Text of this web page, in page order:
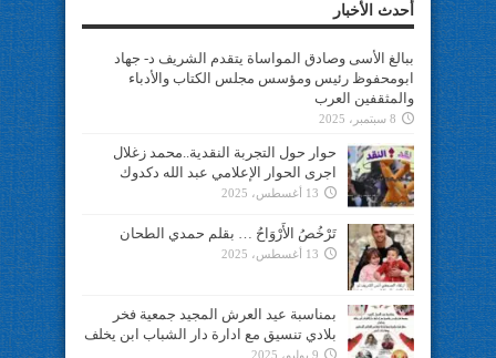
أحدث الأخبار
ببالغ الأسى وصادق المواساة يتقدم الشريف د- جهاد
ابومحفوظ رئيس ومؤسس مجلس الكتاب والأدباء
والمثقفين العرب
8 سبتمبر، 2025
حوار حول التجربة النقدية..محمد زغلال
اجرى الحوار الإعلامي عبد الله دكدوك
13 أغسطس، 2025
تَرْخُصُ الأَرْوَاحُ … بقلم حمدي الطحان
13 أغسطس، 2025
بمناسبة عيد العرش المجيد جمعية فخر
بلادي تنسيق مع ادارة دار الشباب ابن يخلف
9 يوليو، 2025